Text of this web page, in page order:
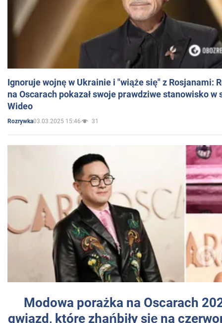
Ignoruje wojnę w Ukrainie i "wiąże się" z Rosjanami:
na Oscarach pokazał swoje prawdziwe stanowisko w
Wideo
Rozrywka03.03.2025 15:46 31
Modowa porażka na Oscarach
gwiazd, które zhańbiły się na